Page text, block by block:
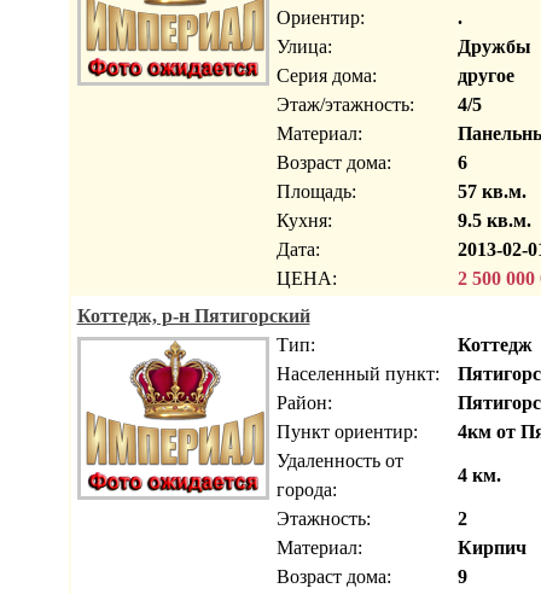
Ориентир:
.
Улица:
Дружбы
Серия дома:
другое
Этаж/этажность:
4/5
Материал:
Возраст дома:
6
Площадь:
57 кв.м.
Кухня:
9.5 кв.м.
Дата:
2013-02-
ЦЕНА:
2 500 000
Коттедж, р-н Пятигорский
Тип:
Коттедж
Населенный пункт:
Район:
Пункт ориентир:
4км от
Удаленность от
города:
4 км.
Этажность:
2
Материал:
Кирпич
Возраст дома:
9